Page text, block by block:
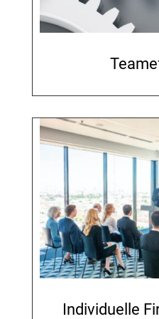
Individuelle